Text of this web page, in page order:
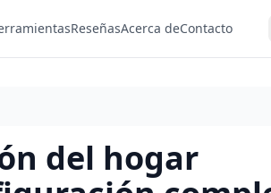
ReseñasAcerca deContacto
del hogar